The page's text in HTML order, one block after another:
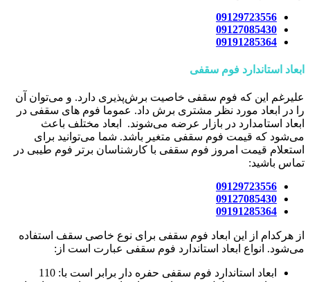
09129723556
09127085430
09191285364
ابعاد استاندارد فوم سقفی
علیرغم این که فوم سقفی خاصیت برش‌پذیری دارد. و می‌توان آن
را در ابعاد مورد نظر مشتری برش داد. عموما فوم های سقفی در
ابعاد استامدارد در بازار عرضه می‌شوند. ابعاد مختلف باعث
می‌شود که قیمت فوم سقفی متغیر باشد. شما می‌توانید برای
استعلام قیمت امروز فوم سقفی با کارشناسان برتر فوم طیبی در
تماس باشید:
09129723556
09127085430
09191285364
از هرکدام از این ابعاد فوم سقفی برای نوع خاصی سقف استفاده
می‌شود. انواع ابعاد استاندارد فوم سقفی عبارت است از:
ابعاد استاندارد فوم سقفی حفره دار برابر است با: 110